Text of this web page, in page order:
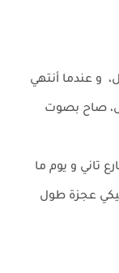
و عندما أنتهي
صاح بصوت
تاني و يوم ما
عجزة طول